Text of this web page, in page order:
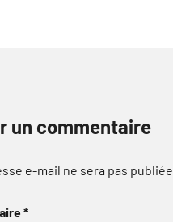
un commentaire
e-mail ne sera pas publiée.
*